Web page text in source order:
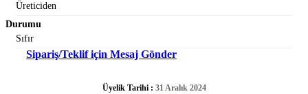
Üreticiden
Durumu
Sıfır
Sipariş/Teklif için Mesaj Gönder
Üyelik Tarihi : 31 Aralık 2024